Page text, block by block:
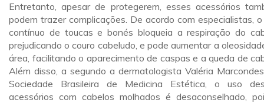
Entretanto, apesar de protegerem, esses acessórios
podem trazer complicações. De acordo com especialistas,
contínuo de toucas e bonés bloqueia a respiração do
prejudicando o couro cabeludo, e pode aumentar a
área, facilitando o aparecimento de caspas e a queda de
Além disso, a segundo a dermatologista Valéria
Sociedade Brasileira de Medicina Estética, o uso
acessórios com cabelos molhados é desaconselhado,